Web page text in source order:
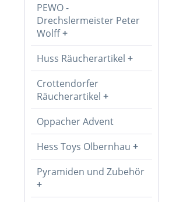
PEWO -
Drechslermeister Peter
Wolff
Huss Räucherartikel
Crottendorfer
Räucherartikel
Oppacher Advent
Hess Toys Olbernhau
Pyramiden und Zubehör